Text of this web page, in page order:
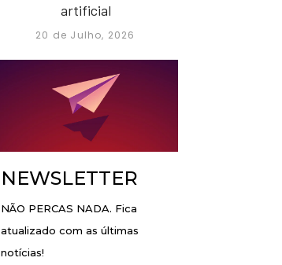
artificial
20 de Julho, 2026
NEWSLETTER
NÃO PERCAS NADA. Fica
atualizado com as últimas
notícias!